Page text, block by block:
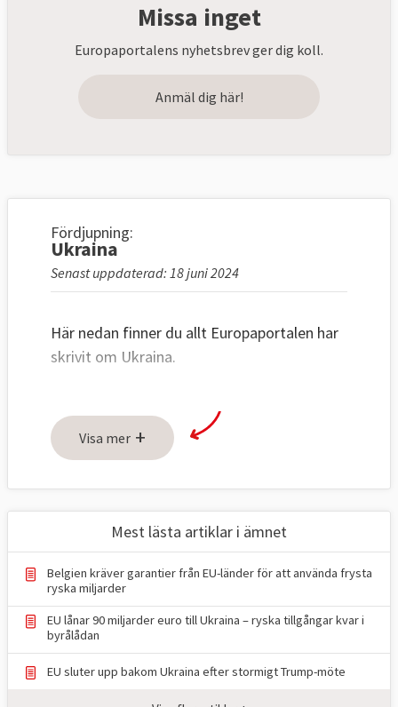
Missa inget
Europaportalens nyhetsbrev ger dig koll.
Anmäl dig här!
Fördjupning:
Ukraina
Senast uppdaterad: 18 juni 2024
Här nedan finner du allt Europaportalen har
skrivit om Ukraina.
Visa mer +
Mest lästa artiklar i ämnet
Belgien kräver garantier från EU-länder för att använda frysta
ryska miljarder
EU lånar 90 miljarder euro till Ukraina – ryska tillgångar kvar i
byrålådan
EU sluter upp bakom Ukraina efter stormigt Trump-möte